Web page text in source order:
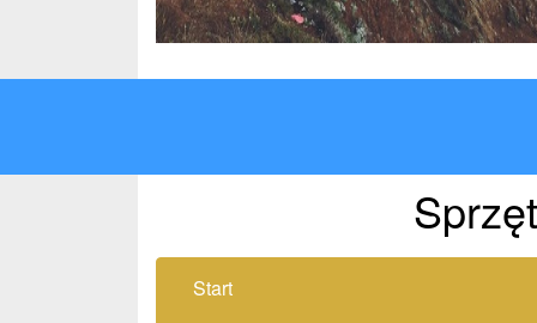
Start